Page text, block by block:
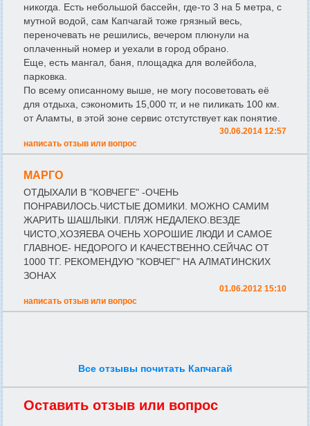
никогда. Есть небольшой бассейн, где-то 3 на 5 метра, с
мутной водой, сам Капчагай тоже грязный весь,
переночевать не решились, вечером плюнули на
оплаченный номер и уехали в город обрано.
Еще, есть мангал, баня, площадка для волейбола,
парковка.
По всему описанному выше, не могу посоветовать её
для отдыха, сэкономить 15,000 тг, и не пиликать 100 км.
от Аламты, в этой зоне сервис отстутствует как понятие.
30.06.2014 12:57
написать отзыв или вопрос
МАРГО
ОТДЫХАЛИ В "КОВЧЕГЕ" -ОЧЕНЬ
ПОНРАВИЛОСЬ.ЧИСТЫЕ ДОМИКИ. МОЖНО САМИМ
ЖАРИТЬ ШАШЛЫКИ. ПЛЯЖ НЕДАЛЕКО.ВЕЗДЕ
ЧИСТО,ХОЗЯЕВА ОЧЕНЬ ХОРОШИЕ ЛЮДИ И САМОЕ
ГЛАВНОЕ- НЕДОРОГО И КАЧЕСТВЕННО.СЕЙЧАС ОТ
1000 ТГ. РЕКОМЕНДУЮ "КОВЧЕГ" НА АЛМАТИНСКИХ
ЗОНАХ
01.06.2012 15:10
написать отзыв или вопрос
Все отзывы почитать Капчагай
Оставить отзыв или вопрос